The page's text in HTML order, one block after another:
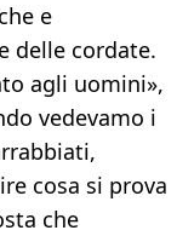
e
delle cordate.
agli uomini»,
vedevamo i
cosa si prova
che